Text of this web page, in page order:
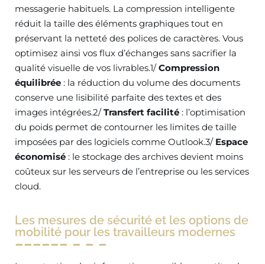
messagerie habituels. La compression intelligente
réduit la taille des éléments graphiques tout en
préservant la netteté des polices de caractères. Vous
optimisez ainsi vos flux d’échanges sans sacrifier la
qualité visuelle de vos livrables.1/Compression
équilibrée : la réduction du volume des documents
conserve une lisibilité parfaite des textes et des
images intégrées.2/Transfert facilité : l’optimisation
du poids permet de contourner les limites de taille
imposées par des logiciels comme Outlook.3/ Espace
économisé : le stockage des archives devient moins
coûteux sur les serveurs de l’entreprise ou les services
cloud.
Les mesures de sécurité et les options de
mobilité pour les travailleurs modernes